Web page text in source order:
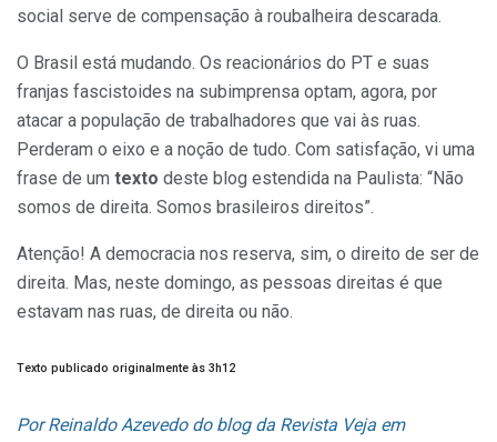
social serve de compensação à roubalheira descarada.
O Brasil está mudando. Os reacionários do PT e suas
franjas fascistoides na subimprensa optam, agora, por
atacar a população de trabalhadores que vai às ruas.
Perderam o eixo e a noção de tudo. Com satisfação, vi uma
frase de um texto deste blog estendida na Paulista: “Não
somos de direita. Somos brasileiros direitos”.
Atenção! A democracia nos reserva, sim, o direito de ser de
direita. Mas, neste domingo, as pessoas direitas é que
estavam nas ruas, de direita ou não.
Texto publicado originalmente às 3h12
Por Reinaldo Azevedo do blog da Revista Veja em